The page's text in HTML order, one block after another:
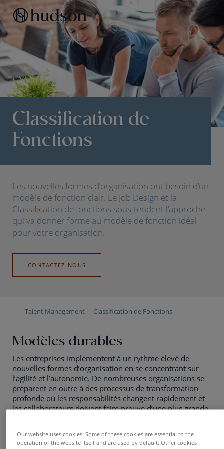
Classification de
Fonctions
Talent Management Classification de Fonctions
Les nouvelles formes d’organisation ont besoin d’un
modèle de fonction clair. Le Job Design et la
Classification de fonctions sous-tendent l’approche
qui va donner forme au modèle de fonction idéal
pour votre organisation.
CONTACTEZ-NOUS
Modèles durables
Les entreprises implémentent à un rythme élevé de
nouvelles formes d’organisation en se concentrant sur
l’agilité et l’autonomie. De nombreuses organisations se
préparent en outre à des processus de transformation
profonde où les responsabilités changent rapidement et
les collaborateurs doivent faire preuve d’une plus grande
et de familles de fonctions pour chaque niveau.
Our website uses cookies. Some of these cookies are essential to the
operation of the website itself and are used by default. Other cookies